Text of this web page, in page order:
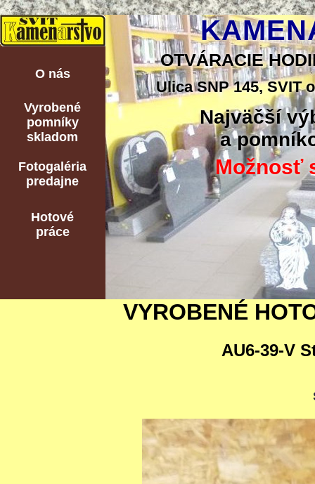
O nás
Vyrobené
pomníky
skladom
Fotogaléria
predajne
Hotové
práce
OTVÁRACIE
Ulica SNP 145, SVIT
Najväčší
a
Možnosť
VYROBENÉ
AU6-39-V